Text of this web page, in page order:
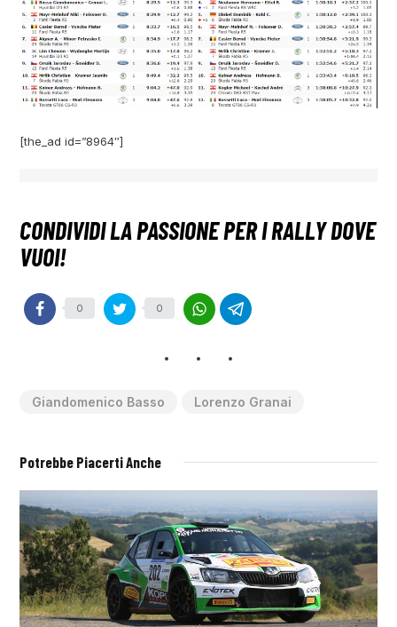
[the_ad id=”8964″]
0 0
Giandomenico Basso Lorenzo Granai
Potrebbe Piacerti Anche